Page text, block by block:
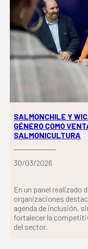
SALMONCHILE Y
GÉNERO COMO
SALMONICULTURA
30/03/2026
En un panel realizado
organizaciones
agenda de inclusión,
fortalecer la
del sector.